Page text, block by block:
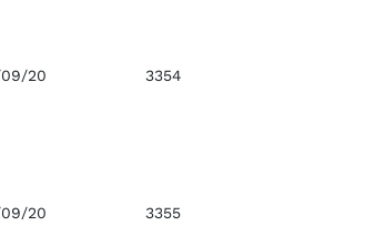
20 3354
20 3355